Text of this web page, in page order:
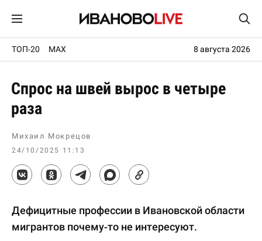
ТОП-20 MAX 8 августа 2026
Спрос на швей вырос в четыре
раза
Михаил Мокрецов
24/10/2025 11:13
Дефицитные профессии в Ивановской области
мигрантов почему-то не интересуют.